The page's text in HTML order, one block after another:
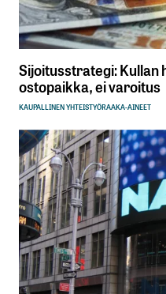
Sijoitusstrategi: Kullan
ostopaikka, ei varoitus
KAUPALLINEN YHTEISTYÖRAAKA-AINEET